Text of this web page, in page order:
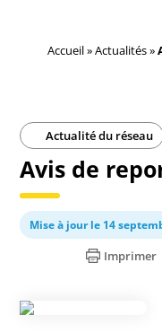
Accueil»Actualités»
Actualité du réseau
Avis de
Mise à jour le 14
Imprimer